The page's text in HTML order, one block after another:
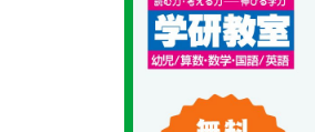
「こそだてまっぷ」とは
サイトのご利⽤にあたって